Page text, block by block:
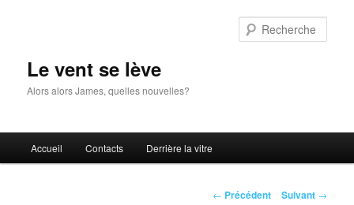
Le vent se lève
Alors alors James, quelles nouvelles?
principal
Accueil Contacts Derrière la vitre
Navigation
← Précédent Suivant →